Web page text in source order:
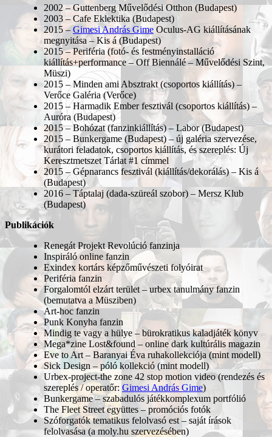
2002 – Guttenberg Művelődési Otthon (Budapest)
2003 – Cafe Eklektika (Budapest)
2015 –Gimesi András Gime Oculus-AG kiállításának
megnyitása – Kis á (Budapest)
2015 – Periféria (fotó- és festményinstalláció
kiállítás+performance – Off Biennálé – Művelődési Szint,
Müszi)
2015 – Minden ami Absztrakt (csoportos kiállítás) –
Verőce Galéria (Verőce)
2015 – Harmadik Ember fesztivál (csoportos kiállítás) –
Auróra (Budapest)
2015 – Bohózat (fanzinkiállítás) – Labor (Budapest)
2015 – Bunkergame (Budapest) – új galéria szervezése,
kurátori feladatok, csoportos kiállítás, és szereplés: Új
Keresztmetszet Tárlat #1 címmel
2015 – Gépnarancs fesztivál (kiállítás/dekorálás) – Kis á
(Budapest)
2016 – Táptalaj (dada-szüreál szobor) – Mersz Klub
(Budapest)
Publikációk
Renegát Projekt Revolúció fanzinja
Inspiráló online fanzin
Exindex kortárs képzőművészeti folyóirat
Periféria fanzin
Forgalomtól elzárt terület – urbex tanulmány fanzin
(bemutatva a Müsziben)
Art-hoc fanzin
Punk Konyha fanzin
Mindig te vagy a hülye – bürokratikus kaladjáték könyv
Mega*zine Lost&found – online dark kultúrális magazin
Eve to Art – Baranyai Éva ruhakollekciója (mint modell)
Sick Design – póló kollekció (mint modell)
Urbex-project-the zone 42 stop motion video (rendezés és
szereplés / operatőr: Gimesi András Gime)
Bunkergame – szabadulós játékkomplexum portfólió
The Fleet Street együttes – promóciós fotók
Szóforgatók tematikus felolvasó est – saját írások
felolvasása (a moly.hu szervezésében)